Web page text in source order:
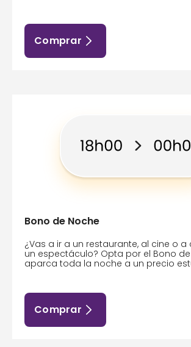
Comprar
Bono de Noche
¿Vas a ir a un restaurante, al cine o a
un espectáculo? Opta por el Bono
aparca toda la noche a un precio
Comprar